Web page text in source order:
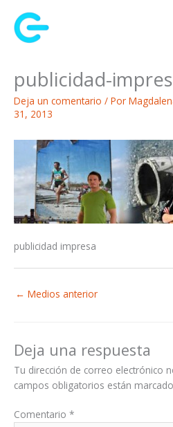
contenido
publicidad-
Deja un comentario / Por
31, 2013
publicidad impresa
← Medios anterior
Deja una respuesta
Tu dirección de correo electrónico
campos obligatorios están
Comentario *